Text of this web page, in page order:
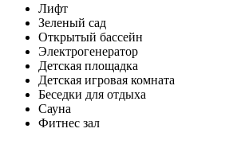
Лифт
Зеленый сад
Открытый бассейн
Электрогенератор
Детская площадка
Детская игровая комната
Беседки для отдыха
Сауна
Фитнес зал